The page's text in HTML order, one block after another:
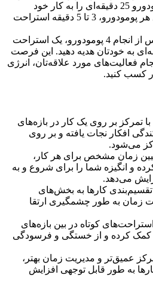
دیگر، در مجموع 4 پومودورو 25 دقیقه‌ای را به کار خود
اختصاص دهید و در بین هر پومودورو، 3 تا 5 دقیقه استراحت
پس از انجام 4 پومودورو، یک استراحت
30 دقیقه‌ای به خودتان هدیه دهید. این فرصت
مورد علاقه‌تان، انرژی
کنید.
بر روی یک کار در بازه‌های
افکار نجات یافته و بر روی
مشخص برای هر کار،
انگیزه شما را برای شروع و به
می‌دهد.
کارها به بخش‌های
به طور چشمگیری ارتقا
کوتاه در بین بازه‌های
کرده و از خستگی و فرسودگی
و مدیریت زمان بهتر،
به طور قابل توجهی افزایش